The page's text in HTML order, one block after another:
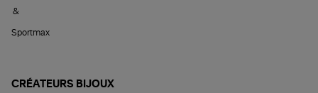
&
Sportmax
CRÉATEURS BIJOUX